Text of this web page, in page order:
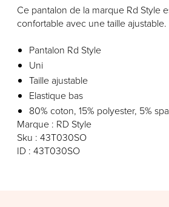
Ce pantalon de la marque Rd Style
confortable avec une taille ajustable.
Pantalon Rd Style
Uni
Taille ajustable
Elastique bas
80% coton, 15% polyester, 5%
Marque : RD Style
Sku : 43T030SO
ID : 43T030SO